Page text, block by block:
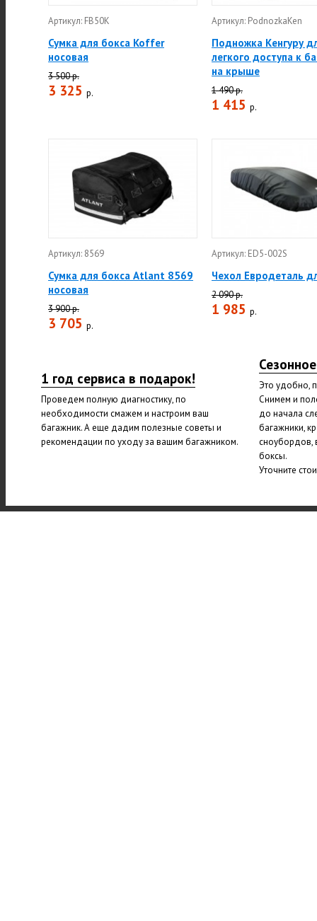
Артикул: FB50K
Сумка для бокса Koffer
носовая
3 500 р.
3 325 р.
Артикул: PodnozkaKen
Подножка Кенгуру
легкого доступа к
на крыше
1 490 р.
1 415 р.
Артикул: 8569
Сумка для бокса Atlant 8569
носовая
3 900 р.
3 705 р.
Артикул: ED5-002S
Чехол Евродеталь
2 090 р.
1 985 р.
1 год сервиса в подарок!
Проведем полную диагностику, по
необходимости смажем и настроим ваш
багажник. А еще дадим полезные советы и
рекомендации по уходу за вашим багажником.
Это удобно,
Снимем и
до начала
багажники,
сноубордов,
боксы.
Уточните